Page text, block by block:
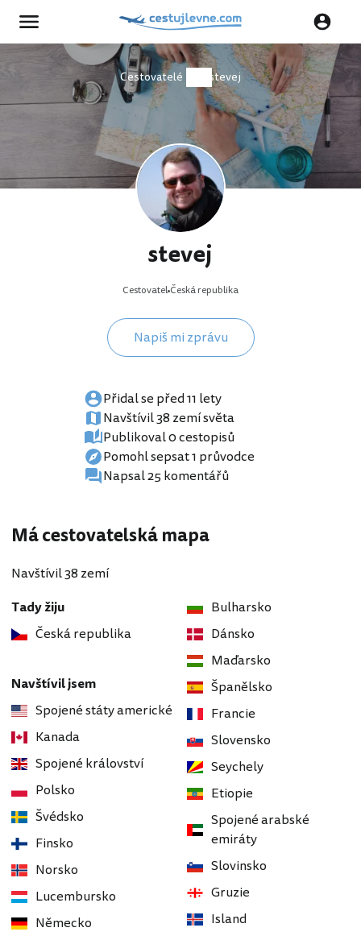
Cestovatelé stevej
stevej
Cestovatel Česká republika
Napiš mi zprávu
Přidal se před 11 lety
Navštívil 38 zemí světa
Publikoval 0 cestopisů
Pomohl sepsat 1 průvodce
Napsal 25 komentářů
Má cestovatelská mapa
Navštívil 38 zemí
Tady žiju
Česká republika
Navštívil jsem
Spojené státy americké
Kanada
Spojené království
Polsko
Švédsko
Finsko
Norsko
Lucembursko
Německo
Bulharsko
Dánsko
Maďarsko
Španělsko
Francie
Slovensko
Seychely
Etiopie
Spojené arabské
emiráty
Slovinsko
Gruzie
Island